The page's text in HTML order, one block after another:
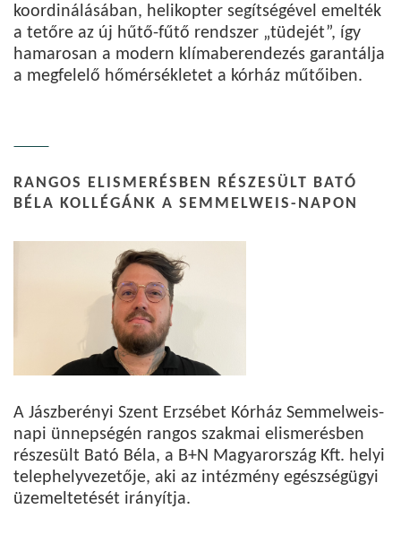
koordinálásában, helikopter segítségével emelték
a tetőre az új hűtő-fűtő rendszer „tüdejét”, így
hamarosan a modern klímaberendezés garantálja
a megfelelő hőmérsékletet a kórház műtőiben.
RANGOS ELISMERÉSBEN RÉSZESÜLT BATÓ
BÉLA KOLLÉGÁNK A SEMMELWEIS-NAPON
A Jászberényi Szent Erzsébet Kórház Semmelweis-
napi ünnepségén rangos szakmai elismerésben
részesült Bató Béla, a B+N Magyarország Kft. helyi
telephelyvezetője, aki az intézmény egészségügyi
üzemeltetését irányítja.